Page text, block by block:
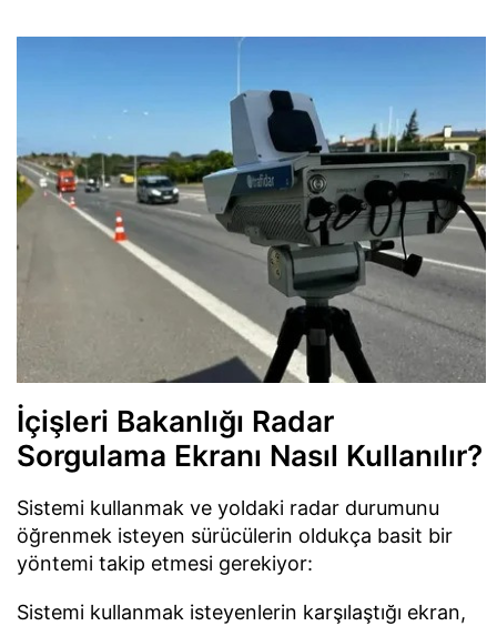
İçişleri Bakanlığı Radar
Sorgulama Ekranı Nasıl Kullanılır?
Sistemi kullanmak ve yoldaki radar durumunu
öğrenmek isteyen sürücülerin oldukça basit bir
yöntemi takip etmesi gerekiyor:
Sistemi kullanmak isteyenlerin karşılaştığı ekran,